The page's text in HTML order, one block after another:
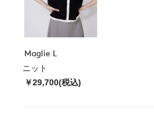
Maglie L
ニット
￥29,700(税込)